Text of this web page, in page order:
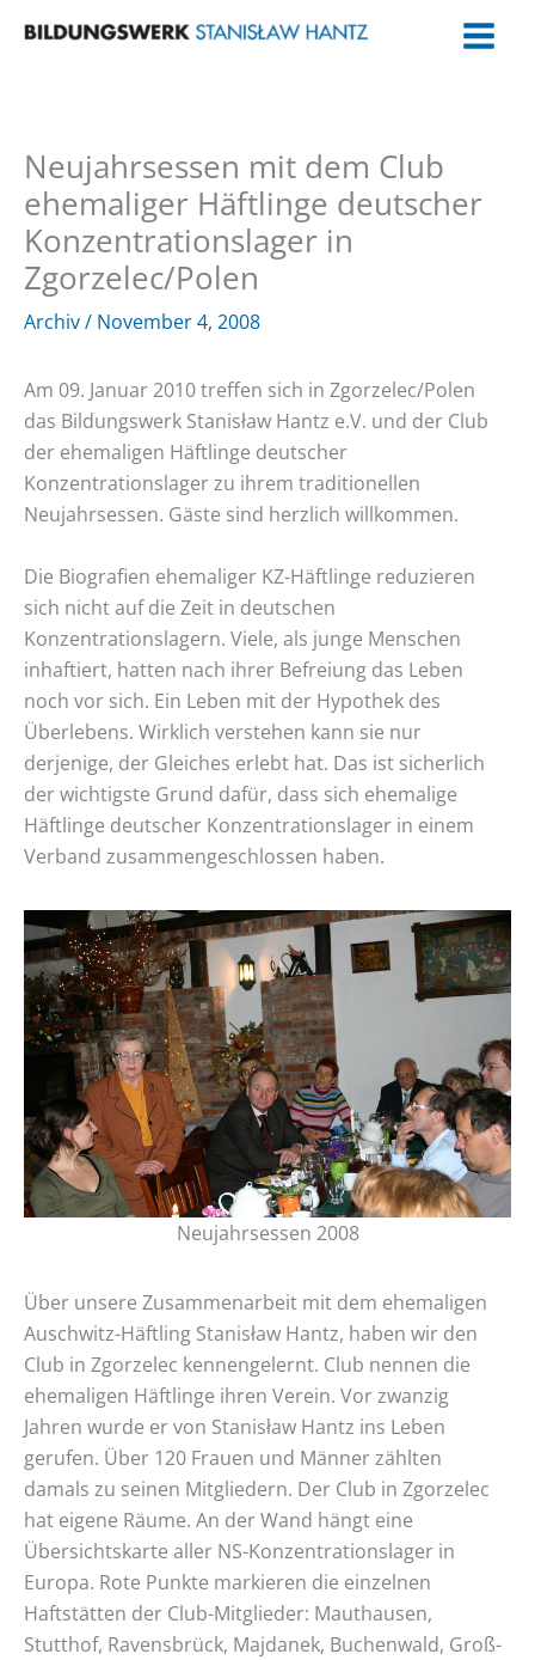
Inhalt
Neujahrsessen mit dem Club
ehemaliger Häftlinge deutscher
Konzentrationslager in
Zgorzelec/Polen
Archiv/ November 4, 2008
Am 09. Januar 2010 treffen sich in Zgorzelec/Polen
das Bildungswerk Stanisław Hantz e.V. und der Club
der ehemaligen Häftlinge deutscher
Konzentrationslager zu ihrem traditionellen
Neujahrsessen. Gäste sind herzlich willkommen.
Die Biografien ehemaliger KZ-Häftlinge reduzieren
sich nicht auf die Zeit in deutschen
Konzentrationslagern. Viele, als junge Menschen
inhaftiert, hatten nach ihrer Befreiung das Leben
noch vor sich. Ein Leben mit der Hypothek des
Überlebens. Wirklich verstehen kann sie nur
derjenige, der Gleiches erlebt hat. Das ist sicherlich
der wichtigste Grund dafür, dass sich ehemalige
Häftlinge deutscher Konzentrationslager in einem
Verband zusammengeschlossen haben.
Neujahrsessen 2008
Über unsere Zusammenarbeit mit dem ehemaligen
Auschwitz-Häftling Stanisław Hantz, haben wir den
Club in Zgorzelec kennengelernt. Club nennen die
ehemaligen Häftlinge ihren Verein. Vor zwanzig
Jahren wurde er von Stanisław Hantz ins Leben
gerufen. Über 120 Frauen und Männer zählten
damals zu seinen Mitgliedern. Der Club in Zgorzelec
hat eigene Räume. An der Wand hängt eine
Übersichtskarte aller NS-Konzentrationslager in
Europa. Rote Punkte markieren die einzelnen
Haftstätten der Club-Mitglieder: Mauthausen,
Stutthof, Ravensbrück, Majdanek, Buchenwald, Groß-